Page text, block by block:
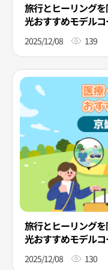
旅行とヒーリング
光おすすめモデルコ
2025/12/08 139
旅行とヒーリング
光おすすめモデルコ
2025/12/08 130